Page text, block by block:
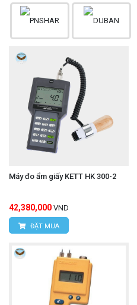
Máy đo ẩm giấy KETT HK 300-2
42,380,000 VND
ĐẶT MUA